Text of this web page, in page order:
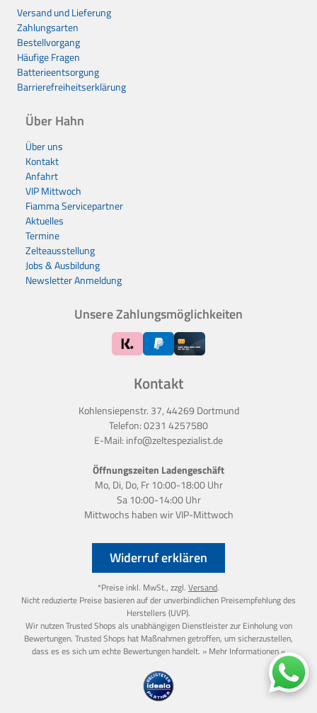
Widerruf erklären
*Preise inkl. MwSt., zzgl. Versand.
Nicht reduzierte Preise basieren auf der unverbindlichen Preisempfehlung des
Herstellers (UVP).
Wir nutzen Trusted Shops als unabhängigen Dienstleister zur Einholung von
Bewertungen. Trusted Shops hat Maßnahmen getroffen, um sicherzustellen,
dass es es sich um echte Bewertungen handelt. » Mehr Informationen «
Versand und Lieferung
Zahlungsarten
Bestellvorgang
Häufige Fragen
Batterieentsorgung
Barrierefreiheitserklärung
Über Hahn
Über uns
Kontakt
Anfahrt
VIP Mittwoch
Fiamma Servicepartner
Aktuelles
Termine
Zelteausstellung
Jobs & Ausbildung
Newsletter Anmeldung
Kontakt
Kohlensiepenstr. 37, 44269 Dortmund
Telefon:0231 4257580
E-Mail: info@zeltespezialist.de
Öffnungszeiten Ladengeschäft
Mo, Di, Do, Fr 10:00-18:00 Uhr
Sa 10:00-14:00 Uhr
Mittwochs haben wirVIP-Mittwoch
Unsere Zahlungsmöglichkeiten